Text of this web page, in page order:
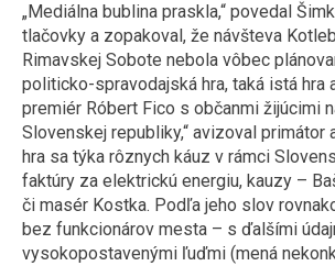
„Mediálna bublina praskla,“ povedal
tlačovky a zopakoval, že návšteva
Rimavskej Sobote nebola vôbec
politicko-spravodajská hra, taká istá hra
premiér Róbert Fico s občanmi žijúcimi
Slovenskej republiky,“ avizoval primátor
hra sa týka rôznych káuz v rámci
faktúry za elektrickú energiu, kauzy –
či masér Kostka. Podľa jeho slov
bez funkcionárov mesta – s ďalšími
vysokopostavenými ľuďmi (mená